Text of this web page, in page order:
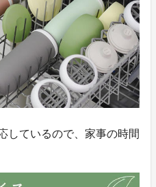
しているので、家事の時間